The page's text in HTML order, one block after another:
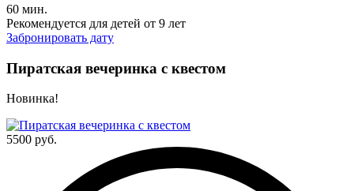
60 мин.
Рекомендуется для детей от 9 лет
Забронировать дату
Пиратская вечеринка с квестом
Новинка!
5500 руб.